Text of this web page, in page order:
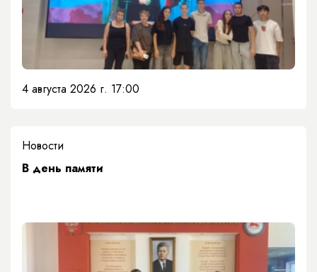
4 августа 2026 г. 17:00
Новости
​В день памяти